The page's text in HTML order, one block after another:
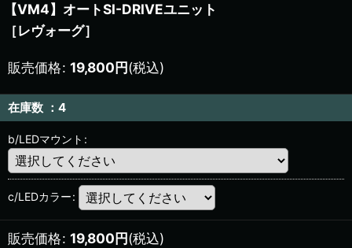
【VM4】オートSI-DRIVEユニット
［レヴォーグ］
販売価格: 19,800円(税込)
在庫数 ：4
b/LEDマウント :
c/LEDカラー:
販売価格: 19,800円(税込)